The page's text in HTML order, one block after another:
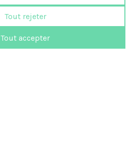
Tout rejeter
Tout accepter